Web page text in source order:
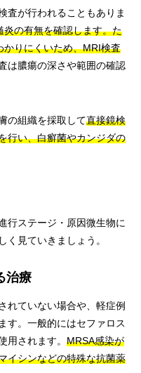
査が行われることもありま
の有無を確認します。た
りにくいため、MRI検査
は膿瘍の深さや範囲の確認
の組織を採取して直接鏡検
行い、白癬菌やカンジダの
行ステージ・原因微生物に
く見ていきましょう。
治療
れていない場合や、軽症例
す。一般的にはセファロス
用されます。 MRSA感染が
イシンなどの特殊な抗菌薬